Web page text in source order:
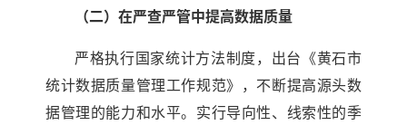
（二）在严查严管中提高数据质量
严格执行国家统计方法制度，出台《黄石市
统计数据质量管理工作规范》，不断提高源头数
据管理的能力和水平。实行导向性、线索性的季